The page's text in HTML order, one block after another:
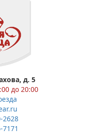
д. 5
до 20:00
2628